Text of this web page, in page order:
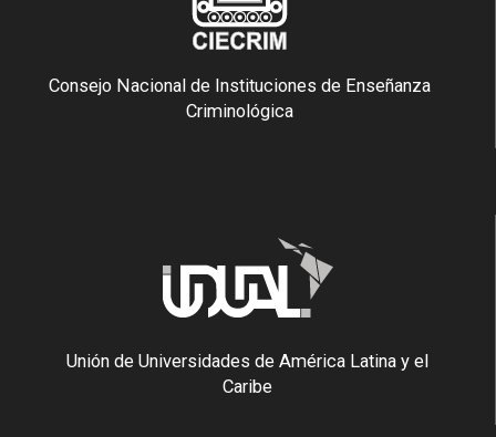
Consejo Nacional de Instituciones de Enseñanza
Criminológica
Unión de Universidades de América Latina y el
Caribe